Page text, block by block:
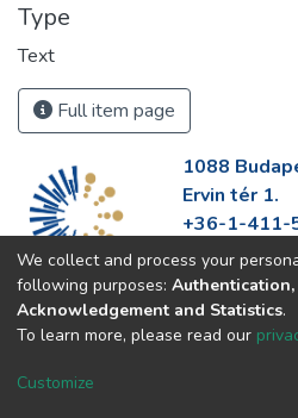
Type
Text
Full item page
1088
Ervin tér 1.
+36-1-411-
https://
We collect and process your
following purposes: Authentication,
Acknowledgement and Statistics.
To learn more, please read our
Customize